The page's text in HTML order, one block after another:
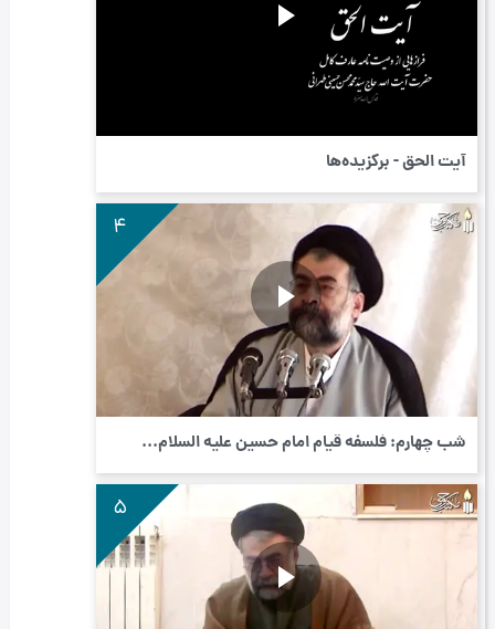
آیت الحق - برگزیده‌ها
4
شب چهارم: فلسفه قیام امام حسین علیه السلام...
5